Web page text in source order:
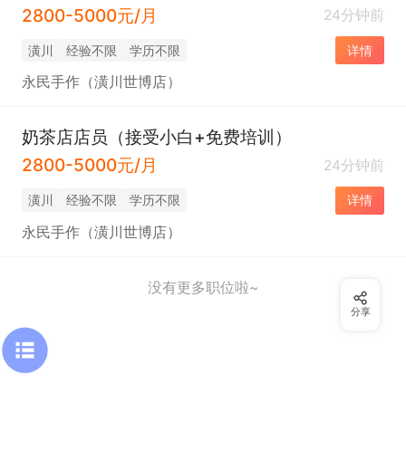
2800-5000元/月
24分钟前
潢川 经验不限 学历不限 详情
永民手作（潢川世博店）
奶茶店店员（接受小白+免费培训）
2800-5000元/月
24分钟前
潢川 经验不限 学历不限 详情
永民手作（潢川世博店）
没有更多职位啦~
分享